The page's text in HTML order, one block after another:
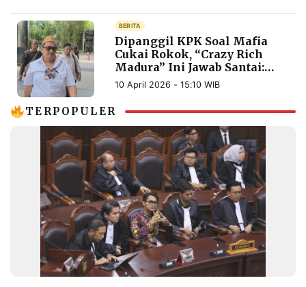
IKUTI
KAMI
RESOLUSI
MEDIA
PRAMUDITA
Resolusi.co
BERITA
Dipanggil KPK Soal Mafia
Cukai Rokok, “Crazy Rich
Madura” Ini Jawab Santai:
Saya Tidak Kenal
10 April 2026 - 15:10 WIB
TERPOPULER